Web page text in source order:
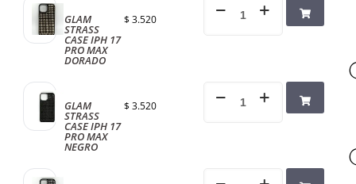
GLAM
STRASS
CASE IPH 17
PRO MAX
DORADO
$ 3.520
GLAM
STRASS
CASE IPH 17
PRO MAX
NEGRO
$ 3.520